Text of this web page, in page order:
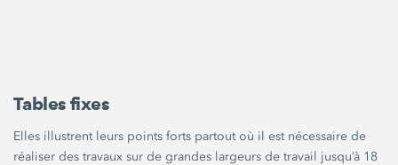
Tables fixes
Elles illustrent leurs points forts partout où il est nécessaire de
réaliser des travaux sur de grandes largeurs de travail jusqu’à 18